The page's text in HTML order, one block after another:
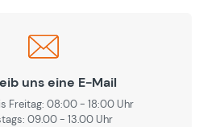
uns eine E-Mail
Freitag: 08:00 - 18:00 Uhr
09.00 - 13.00 Uhr